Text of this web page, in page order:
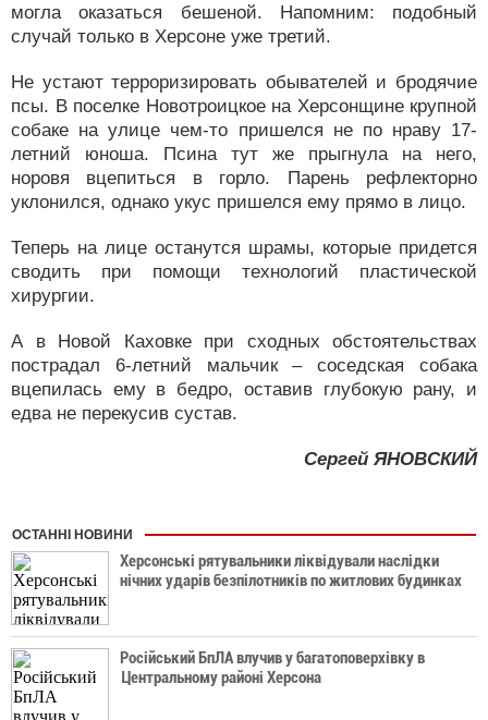
могла оказаться бешеной. Напомним: подобный
случай только в Херсоне уже третий.
Не устают терроризировать обывателей и бродячие
псы. В поселке Новотроицкое на Херсонщине крупной
собаке на улице чем-то пришелся не по нраву 17-
летний юноша. Псина тут же прыгнула на него,
норовя вцепиться в горло. Парень рефлекторно
уклонился, однако укус пришелся ему прямо в лицо.
Теперь на лице останутся шрамы, которые придется
сводить при помощи технологий пластической
хирургии.
А в Новой Каховке при сходных обстоятельствах
пострадал 6-летний мальчик – соседская собака
вцепилась ему в бедро, оставив глубокую рану, и
едва не перекусив сустав.
Сергей ЯНОВСКИЙ
ОСТАННІ НОВИНИ
Херсонські рятувальники ліквідували наслідки
нічних ударів безпілотників по житлових будинках
Російський БпЛА влучив у багатоповерхівку в
Центральному районі Херсона